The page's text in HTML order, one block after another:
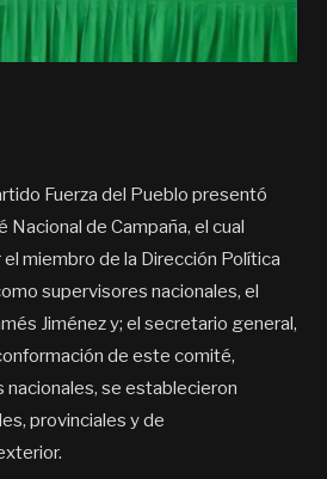
Fuerza del Pueblo presentó
de Campaña, el cual
miembro de la Dirección Política
supervisores nacionales, el
Jiménez y; el secretario general,
de este comité,
se establecieron
provinciales y de